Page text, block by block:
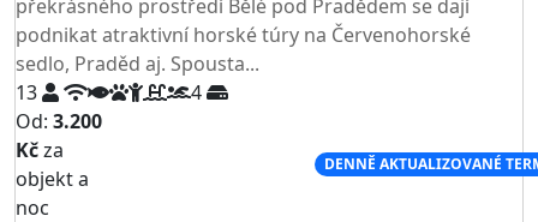
překrásného prostředí Bělé pod Pradědem se dají
podnikat atraktivní horské túry na Červenohorské
sedlo, Praděd aj. Spousta...
13
4
Od: 3.200
Kčza
objekt a
noc
DENNĚ AKTUALIZOVANÉ